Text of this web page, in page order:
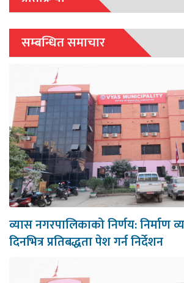
सम्बन्धित समाचार
व्यास नगरपालिकाको निर्णय: निर्माण
दिनभित्र प्रतिबद्धता पेश गर्न निर्देशन